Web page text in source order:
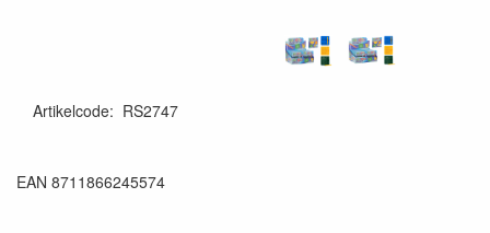
Artikelcode: RS2747
EAN 8711866245574